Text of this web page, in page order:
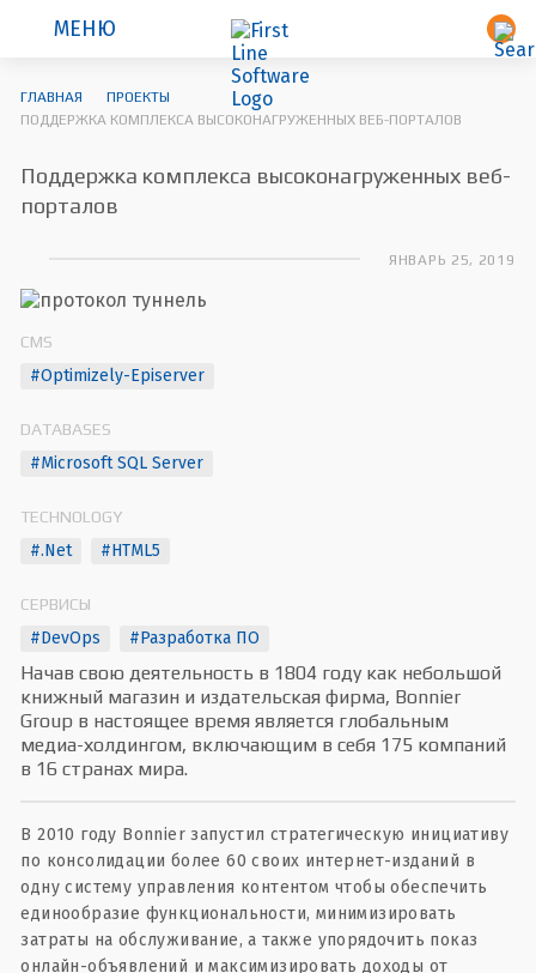
МЕНЮ
ГЛАВНАЯ
ПРОЕКТЫ
ПОДДЕРЖКА КОМПЛЕКСА ВЫСОКОНАГРУЖЕННЫХ ВЕБ-ПОРТАЛОВ
Поддержка комплекса высоконагруженных веб-
порталов
ЯНВАРЬ 25, 2019
CMS
#Optimizely-Episerver
DATABASES
#Microsoft SQL Server
TECHNOLOGY
#.Net #HTML5
СЕРВИСЫ
#DevOps #Разработка ПО
Начав свою деятельность в 1804 году как небольшой
книжный магазин и издательская фирма, Bonnier
Group в настоящее время является глобальным
медиа-холдингом, включающим в себя 175 компаний
в 16 странах мира.
В 2010 году Bonnier запустил стратегическую инициативу
по консолидации более 60 своих интернет-изданий в
одну систему управления контентом чтобы обеспечить
единообразие функциональности, минимизировать
затраты на обслуживание, а также упорядочить показ
онлайн-объявлений и максимизировать доходы от